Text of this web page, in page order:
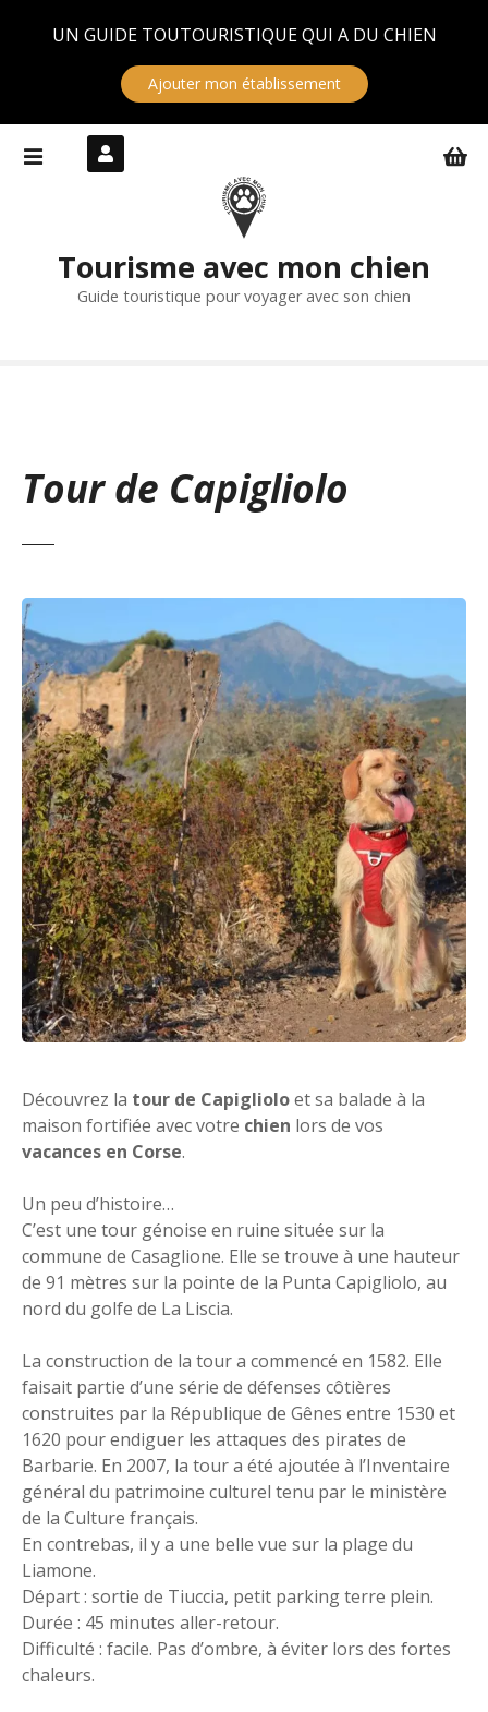
UN GUIDE TOUTOURISTIQUE QUI A DU CHIEN
Ajouter mon établissement
Tourisme avec mon chien
Guide touristique pour voyager avec son chien
Tour de Capigliolo
Découvrez la tour de Capiglioloet sa balade à la
maison fortifiée avec votre chien lors de vos
vacances en Corse.
Un peu d’histoire…
C’est une tour génoise en ruine située sur la
commune de Casaglione. Elle se trouve à une hauteur
de 91 mètres sur la pointe de la Punta Capigliolo, au
nord du golfe de La Liscia.
La construction de la tour a commencé en 1582. Elle
faisait partie d’une série de défenses côtières
construites par la République de Gênes entre 1530 et
1620 pour endiguer les attaques des pirates de
Barbarie. En 2007, la tour a été ajoutée à l’Inventaire
général du patrimoine culturel tenu par le ministère
de la Culture français.
En contrebas, il y a une belle vue sur la plage du
Liamone.
Départ : sortie de Tiuccia, petit parking terre plein.
Durée : 45 minutes aller-retour.
Difficulté : facile. Pas d’ombre, à éviter lors des fortes
chaleurs.